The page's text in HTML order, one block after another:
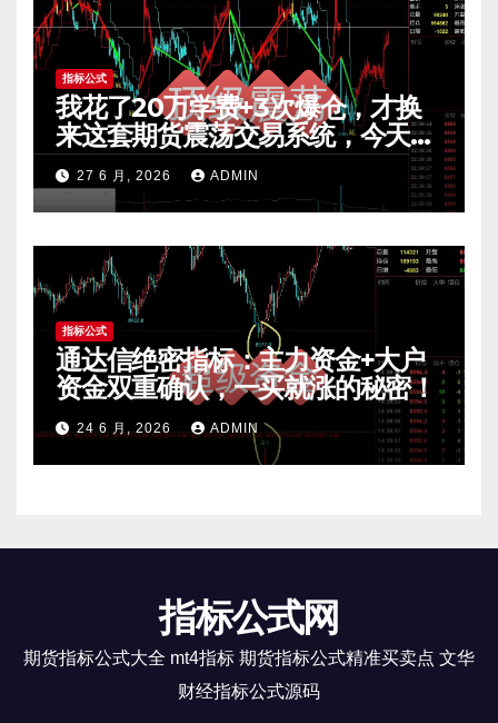
指标公式
我花了20万学费+3次爆仓，才换
来这套期货震荡交易系统，今天免
费公开核心逻辑
27 6 月, 2026 ADMIN
指标公式
通达信绝密指标：主力资金+大户
资金双重确认，一买就涨的秘密！
24 6 月, 2026 ADMIN
指标公式网
期货指标公式大全 mt4指标 期货指标公式精准买卖点 文华
财经指标公式源码